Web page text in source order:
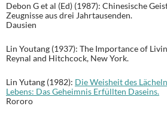
Debon G et al (Ed) (1987): Chinesische
Zeugnisse aus drei Jahrtausenden.
Dausien
Lin Youtang (1937): The Importance of
Reynal and Hitchcock, New York.
Lin Yutang (1982): Die Weisheit des
Lebens: Das Geheimnis Erfüllten Daseins.
Rororo